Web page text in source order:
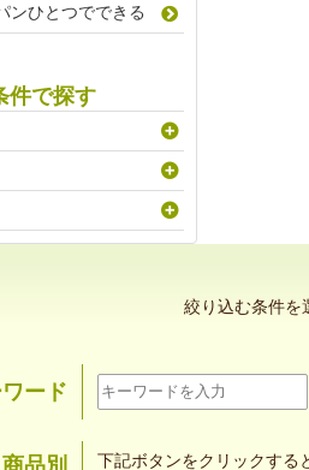
ンひとつでできる
件で探す
絞り込む条件を
ード
商品別
下記ボタンをクリックする